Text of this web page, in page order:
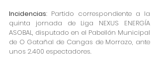
Incidencias: Partido correspondiente a la
quinta jornada de Liga NEXUS ENERGÍA
ASOBAL, disputado en el Pabellón Municipal
de O Gatañal de Cangas de Morrazo, ante
unos 2.400 espectadores.